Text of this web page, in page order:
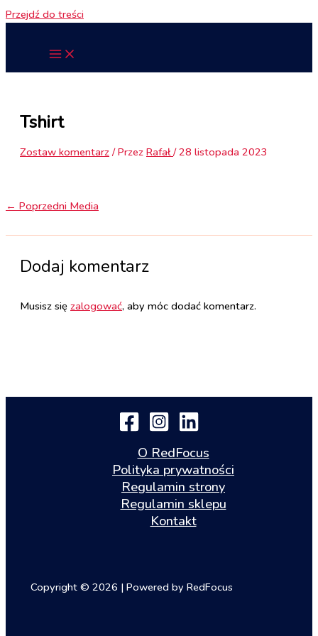
Przejdź do treści
Tshirt
Zostaw komentarz / Przez Rafał/28 listopada 2023
← Poprzedni Media
Dodaj komentarz
Musisz się zalogować, aby móc dodać komentarz.
O RedFocus
Polityka prywatności
Regulamin strony
Regulamin sklepu
Kontakt
Copyright © 2026 | Powered by RedFocus